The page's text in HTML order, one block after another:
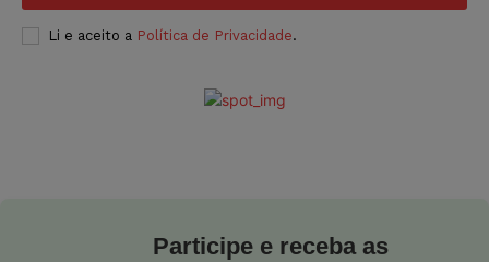
Li e aceito a Política de Privacidade.
Participe e receba as